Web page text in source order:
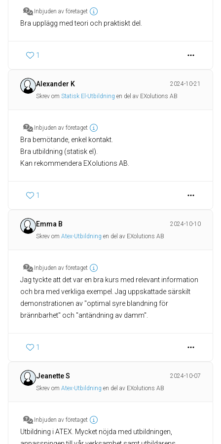
Inbjuden av företaget
Bra upplägg med teori och praktiskt del.
1
Alexander K
2024-10-21
Skrev om Statisk El-Utbildning en del av EXolutions AB
Inbjuden av företaget
Bra bemötande, enkel kontakt.
Bra utbildning (statisk el).
Kan rekommendera EXolutions AB.
1
Emma B
2024-10-10
Skrev om Atex-Utbildning en del av EXolutions AB
Inbjuden av företaget
Jag tyckte att det var en bra kurs med relevant information
och bra med verkliga exempel. Jag uppskattade särskilt
demonstrationen av "optimal syre blandning för
brännbarhet" och "antändning av damm".
1
Jeanette S
2024-10-07
Skrev om Atex-Utbildning en del av EXolutions AB
Inbjuden av företaget
Utbildning i ATEX. Mycket nöjda med utbildningen,